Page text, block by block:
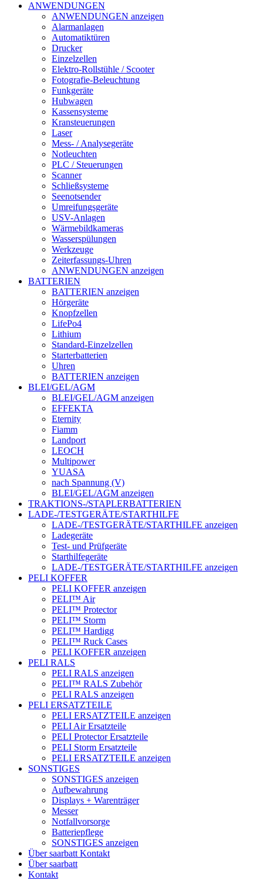
ANWENDUNGEN
ANWENDUNGEN anzeigen
Alarmanlagen
Automatiktüren
Drucker
Einzelzellen
Elektro-Rollstühle / Scooter
Fotografie-Beleuchtung
Funkgeräte
Hubwagen
Kassensysteme
Kransteuerungen
Laser
Mess- / Analysegeräte
Notleuchten
PLC / Steuerungen
Scanner
Schließsysteme
Seenotsender
Umreifungsgeräte
USV-Anlagen
Wärmebildkameras
Wasserspülungen
Werkzeuge
Zeiterfassungs-Uhren
ANWENDUNGEN anzeigen
BATTERIEN
BATTERIEN anzeigen
Hörgeräte
Knopfzellen
LifePo4
Lithium
Standard-Einzelzellen
Starterbatterien
Uhren
BATTERIEN anzeigen
BLEI/GEL/AGM
BLEI/GEL/AGM anzeigen
EFFEKTA
Eternity
Fiamm
Landport
LEOCH
Multipower
YUASA
nach Spannung (V)
BLEI/GEL/AGM anzeigen
TRAKTIONS-/STAPLERBATTERIEN
LADE-/TESTGERÄTE/STARTHILFE
LADE-/TESTGERÄTE/STARTHILFE anzeigen
Ladegeräte
Test- und Prüfgeräte
Starthilfegeräte
LADE-/TESTGERÄTE/STARTHILFE anzeigen
PELI KOFFER
PELI KOFFER anzeigen
PELI™ Air
PELI™ Protector
PELI™ Storm
PELI™ Hardigg
PELI™ Ruck Cases
PELI KOFFER anzeigen
PELI RALS
PELI RALS anzeigen
PELI™ RALS Zubehör
PELI RALS anzeigen
PELI ERSATZTEILE
PELI ERSATZTEILE anzeigen
PELI Air Ersatzteile
PELI Protector Ersatzteile
PELI Storm Ersatzteile
PELI ERSATZTEILE anzeigen
SONSTIGES
SONSTIGES anzeigen
Aufbewahrung
Displays + Warenträger
Messer
Notfallvorsorge
Batteriepflege
SONSTIGES anzeigen
Über saarbatt Kontakt
Über saarbatt
Kontakt